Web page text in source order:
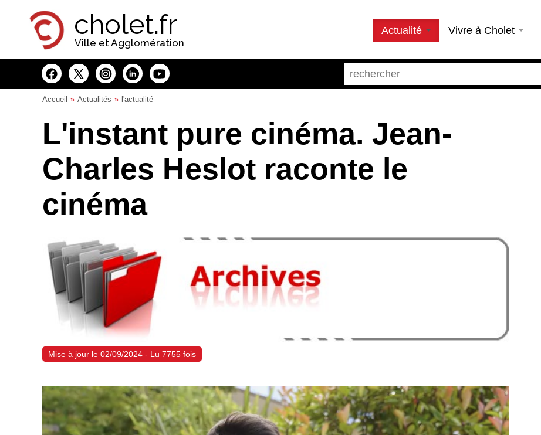
cholet.fr
Ville et Agglomération
Actualité Vivre à Cholet
Accueil Actualités l'actualité
L'instant pure cinéma. Jean-
Charles Heslot raconte le
cinéma
Mise à jour le 02/09/2024 - Lu 7755 fois